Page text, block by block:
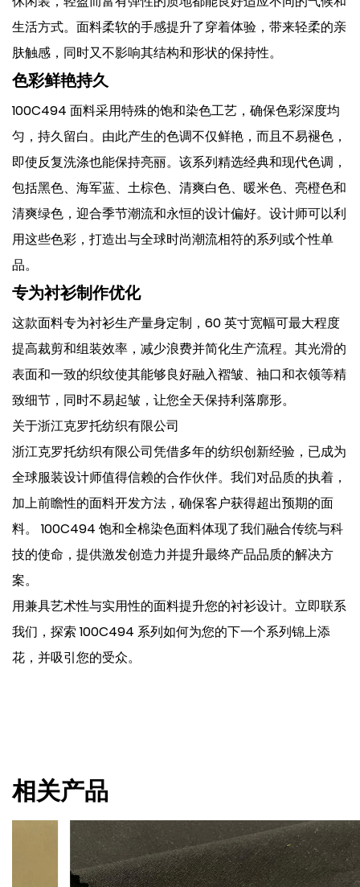
生活方式。面料柔软的手感提升了穿着体验，带来轻柔的亲
肤触感，同时又不影响其结构和形状的保持性。
色彩鲜艳持久
100C494 面料采用特殊的饱和染色工艺，确保色彩深度均
匀，持久留白。由此产生的色调不仅鲜艳，而且不易褪色，
即使反复洗涤也能保持亮丽。该系列精选经典和现代色调，
包括黑色、海军蓝、土棕色、清爽白色、暖米色、亮橙色和
清爽绿色，迎合季节潮流和永恒的设计偏好。设计师可以利
用这些色彩，打造出与全球时尚潮流相符的系列或个性单
品。
专为衬衫制作优化
这款面料专为衬衫生产量身定制，60 英寸宽幅可最大程度
提高裁剪和组装效率，减少浪费并简化生产流程。其光滑的
表面和一致的织纹使其能够良好融入褶皱、袖口和衣领等精
致细节，同时不易起皱，让您全天保持利落廓形。
关于浙江克罗托纺织有限公司
浙江克罗托纺织有限公司凭借多年的纺织创新经验，已成为
全球服装设计师值得信赖的合作伙伴。我们对品质的执着，
加上前瞻性的面料开发方法，确保客户获得超出预期的面
料。 100C494 饱和全棉染色面料体现了我们融合传统与科
技的使命，提供激发创造力并提升最终产品品质的解决方
案。
用兼具艺术性与实用性的面料提升您的衬衫设计。立即联系
我们，探索 100C494 系列如何为您的下一个系列锦上添
花，并吸引您的受众。
相关产品